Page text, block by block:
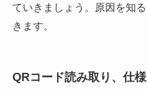
ていきましょう。原因を知
きます。
QRコード読み取り、仕